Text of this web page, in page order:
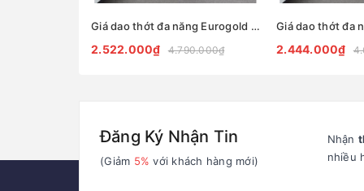
Giá dao thớt đa năng Eurogold inox 304 nan Oval - EPVF
2.522.000₫ 4.790.000₫ 2.444.000₫
Đăng Ký Nhận Tin
(Giảm 5% với khách hàng mới)
Nhận
nhiều